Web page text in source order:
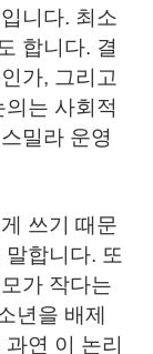
니다. 최소
합니다. 결
가, 그리고
는 사회적
밀라 운영
쓰기 때문
합니다. 또
가 작다는
년을 배제
연 이 논리